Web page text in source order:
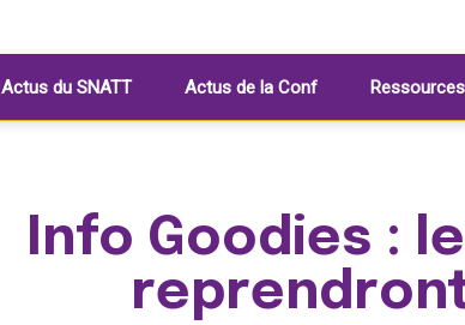
Actus du SNATT Actus de la Conf
Info Goodies :